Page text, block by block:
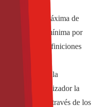
cantidad máxima de
aire prescrita mínima por
Estas definiciones
de la
la
En el esterilizador la
aire filtrado a través de los